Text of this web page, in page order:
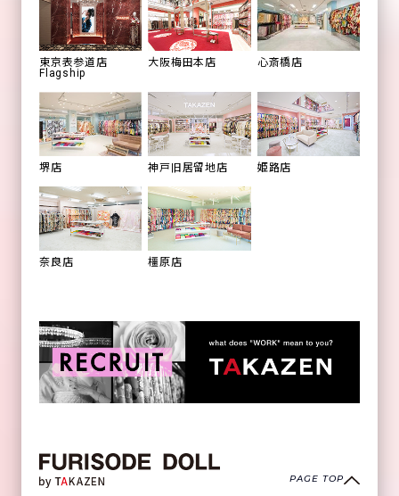
東京表参道店
Flagship
大阪梅田本店 心斎橋店
堺店 神戸旧居留地店 姫路店
奈良店 橿原店
PAGE TOP